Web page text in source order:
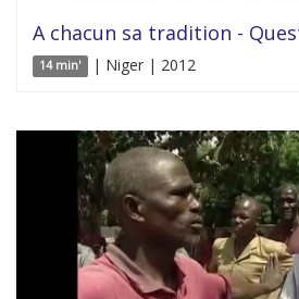
A chacun sa tradition -
14 min' | Niger | 2012